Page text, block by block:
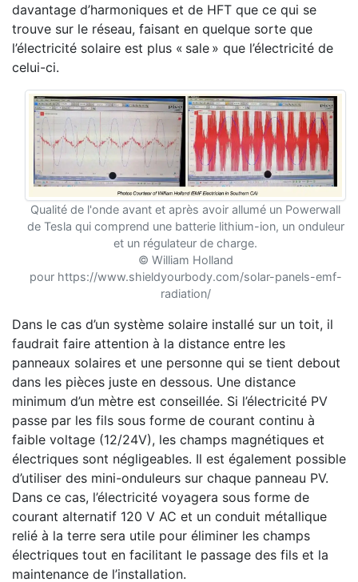
davantage d’harmoniques et de HFT que ce qui se
trouve sur le réseau, faisant en quelque sorte que
l’électricité solaire est plus « sale » que l’électricité de
celui-ci.
Qualité de l'onde avant et après avoir allumé un Powerwall
de Tesla qui comprend une batterie lithium-ion, un onduleur
et un régulateur de charge.
© William Holland
pour https://www.shieldyourbody.com/solar-panels-emf-
radiation/
Dans le cas d’un système solaire installé sur un toit, il
faudrait faire attention à la distance entre les
panneaux solaires et une personne qui se tient debout
dans les pièces juste en dessous. Une distance
minimum d’un mètre est conseillée. Si l’électricité PV
passe par les fils sous forme de courant continu à
faible voltage (12/24V), les champs magnétiques et
électriques sont négligeables. Il est également possible
d’utiliser des mini-onduleurs sur chaque panneau PV.
Dans ce cas, l’électricité voyagera sous forme de
courant alternatif 120 V AC et un conduit métallique
relié à la terre sera utile pour éliminer les champs
électriques tout en facilitant le passage des fils et la
maintenance de l’installation.